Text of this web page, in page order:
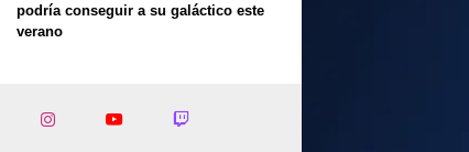
podría conseguir a su galáctico este
verano